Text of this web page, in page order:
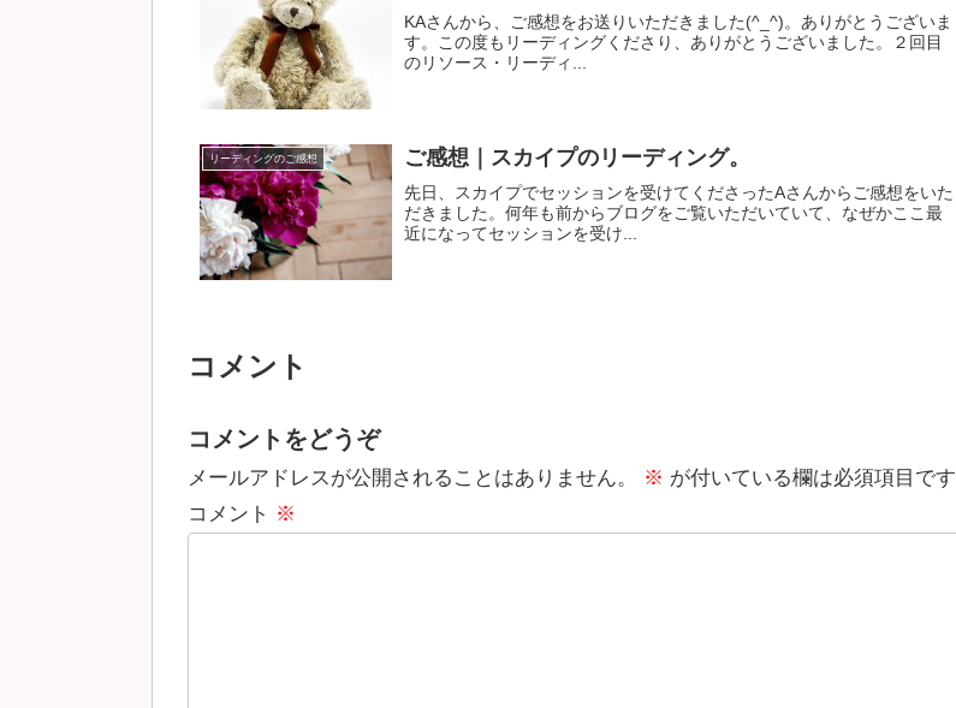
KAさんから、ご感想をお送りいただきました(^_^)。ありがとうございま
す。この度もリーディングくださり、ありがとうございました。２回目
のリソース・リーディ...
リーディングのご感想 ご感想｜スカイプのリーディング。
先日、スカイプでセッションを受けてくださったAさんからご感想をいた
だきました。何年も前からブログをご覧いただいていて、なぜかここ最
近になってセッションを受け...
コメント
コメントをどうぞ
メールアドレスが公開されることはありません。 ※ が付いている欄は必須項目です
コメント ※